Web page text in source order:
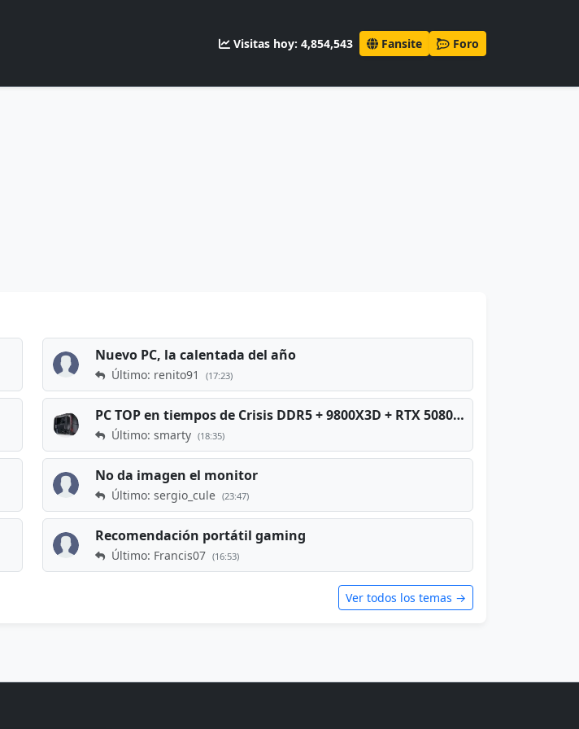
Visitas hoy: 4,854,543 Fansite Foro
Nuevo PC, la calentada del año
Último: renito91 (17:23)
PC TOP en tiempos de Crisis DDR5 + 9800X3D + RTX 5080 [2026][2400€]
Último: smarty (18:35)
No da imagen el monitor
Último: sergio_cule (23:47)
Recomendación portátil gaming
Último: Francis07 (16:53)
Ver todos los temas →